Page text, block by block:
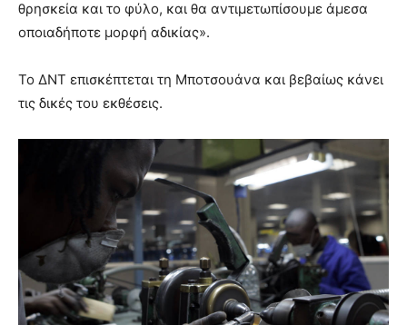
θρησκεία και το φύλο, και θα αντιμετωπίσουμε άμεσα
οποιαδήποτε μορφή αδικίας».
Το ΔΝΤ επισκέπτεται τη Μποτσουάνα και βεβαίως κάνει
τις δικές του εκθέσεις.